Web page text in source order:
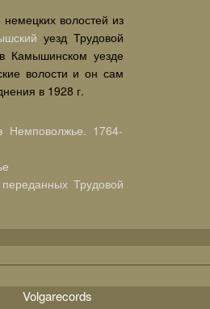
волостей из
уезд Трудовой
Камышинском уезде
волости и он сам
в 1928 г.
Немповолжье. 1764-
Трудовой
Volgarecords